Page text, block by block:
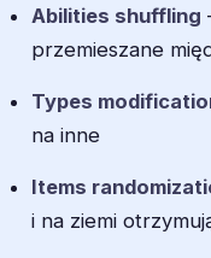
Abilities shuffling
przemieszane
Types
na inne
Items
i na ziemi